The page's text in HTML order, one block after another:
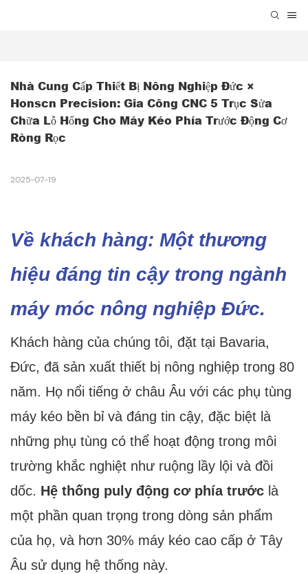
Nhà Cung Cấp Thiết Bị Nông Nghiệp Đức ×
Honscn Precision: Gia Công CNC 5 Trục Sửa
Chữa Lỗ Hổng Cho Máy Kéo Phía Trước Động Cơ
Ròng Rọc
2025-07-19
Về khách hàng: Một thương
hiệu đáng tin cậy trong ngành
máy móc nông nghiệp Đức.
Khách hàng của chúng tôi, đặt tại Bavaria,
Đức, đã sản xuất thiết bị nông nghiệp trong 80
năm. Họ nổi tiếng ở châu Âu với các phụ tùng
máy kéo bền bỉ và đáng tin cậy, đặc biệt là
những phụ tùng có thể hoạt động trong môi
trường khắc nghiệt như ruộng lầy lội và đồi
dốc. Hệ thống puly động cơ phía trước là
một phần quan trọng trong dòng sản phẩm
của họ, và hơn 30% máy kéo cao cấp ở Tây
Âu sử dụng hệ thống này.